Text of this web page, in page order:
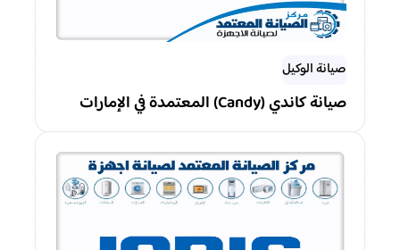
صيانة الوكيل
صيانة كاندي (Candy) المعتمدة في الإمارات